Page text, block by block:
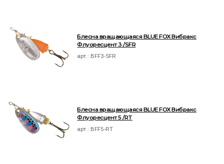
Блесна вращающаяся BLUE FOX Вибракс
Флуоресцент 3 /SFR
арт.: BFF3-SFR
Блесна вращающаяся BLUE FOX Вибракс
Флуоресцент 5 /RT
арт.: BFF5-RT